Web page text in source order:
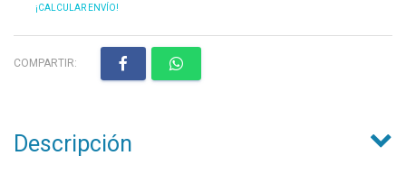
¡CALCULAR ENVÍO!
COMPARTIR:
Descripción